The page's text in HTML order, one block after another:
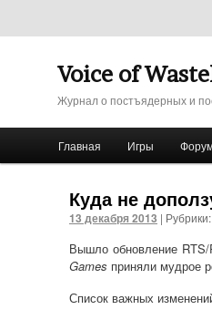
Voice of
Журнал о постъядерных и
Перейти к основному
Перейти к
Главная Игры
Куда не
13 декабря 2013 | Рубрики:
Вышло обновление RTS/
Games приняли мудрое
Список важных